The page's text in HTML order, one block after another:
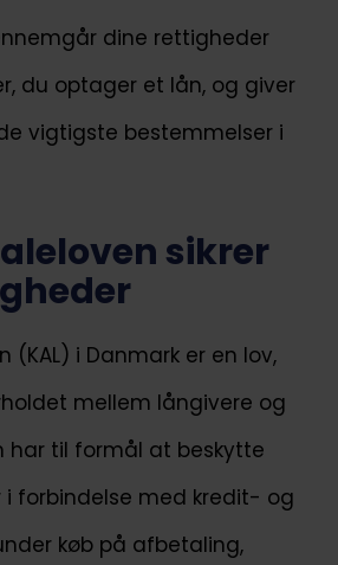
dine rettigheder
du optager et lån, og giver
vigtigste bestemmelser i
sikrer
(KAL) i Danmark er en lov,
mellem långivere og
har til formål at beskytte
forbindelse med kredit- og
køb på afbetaling,